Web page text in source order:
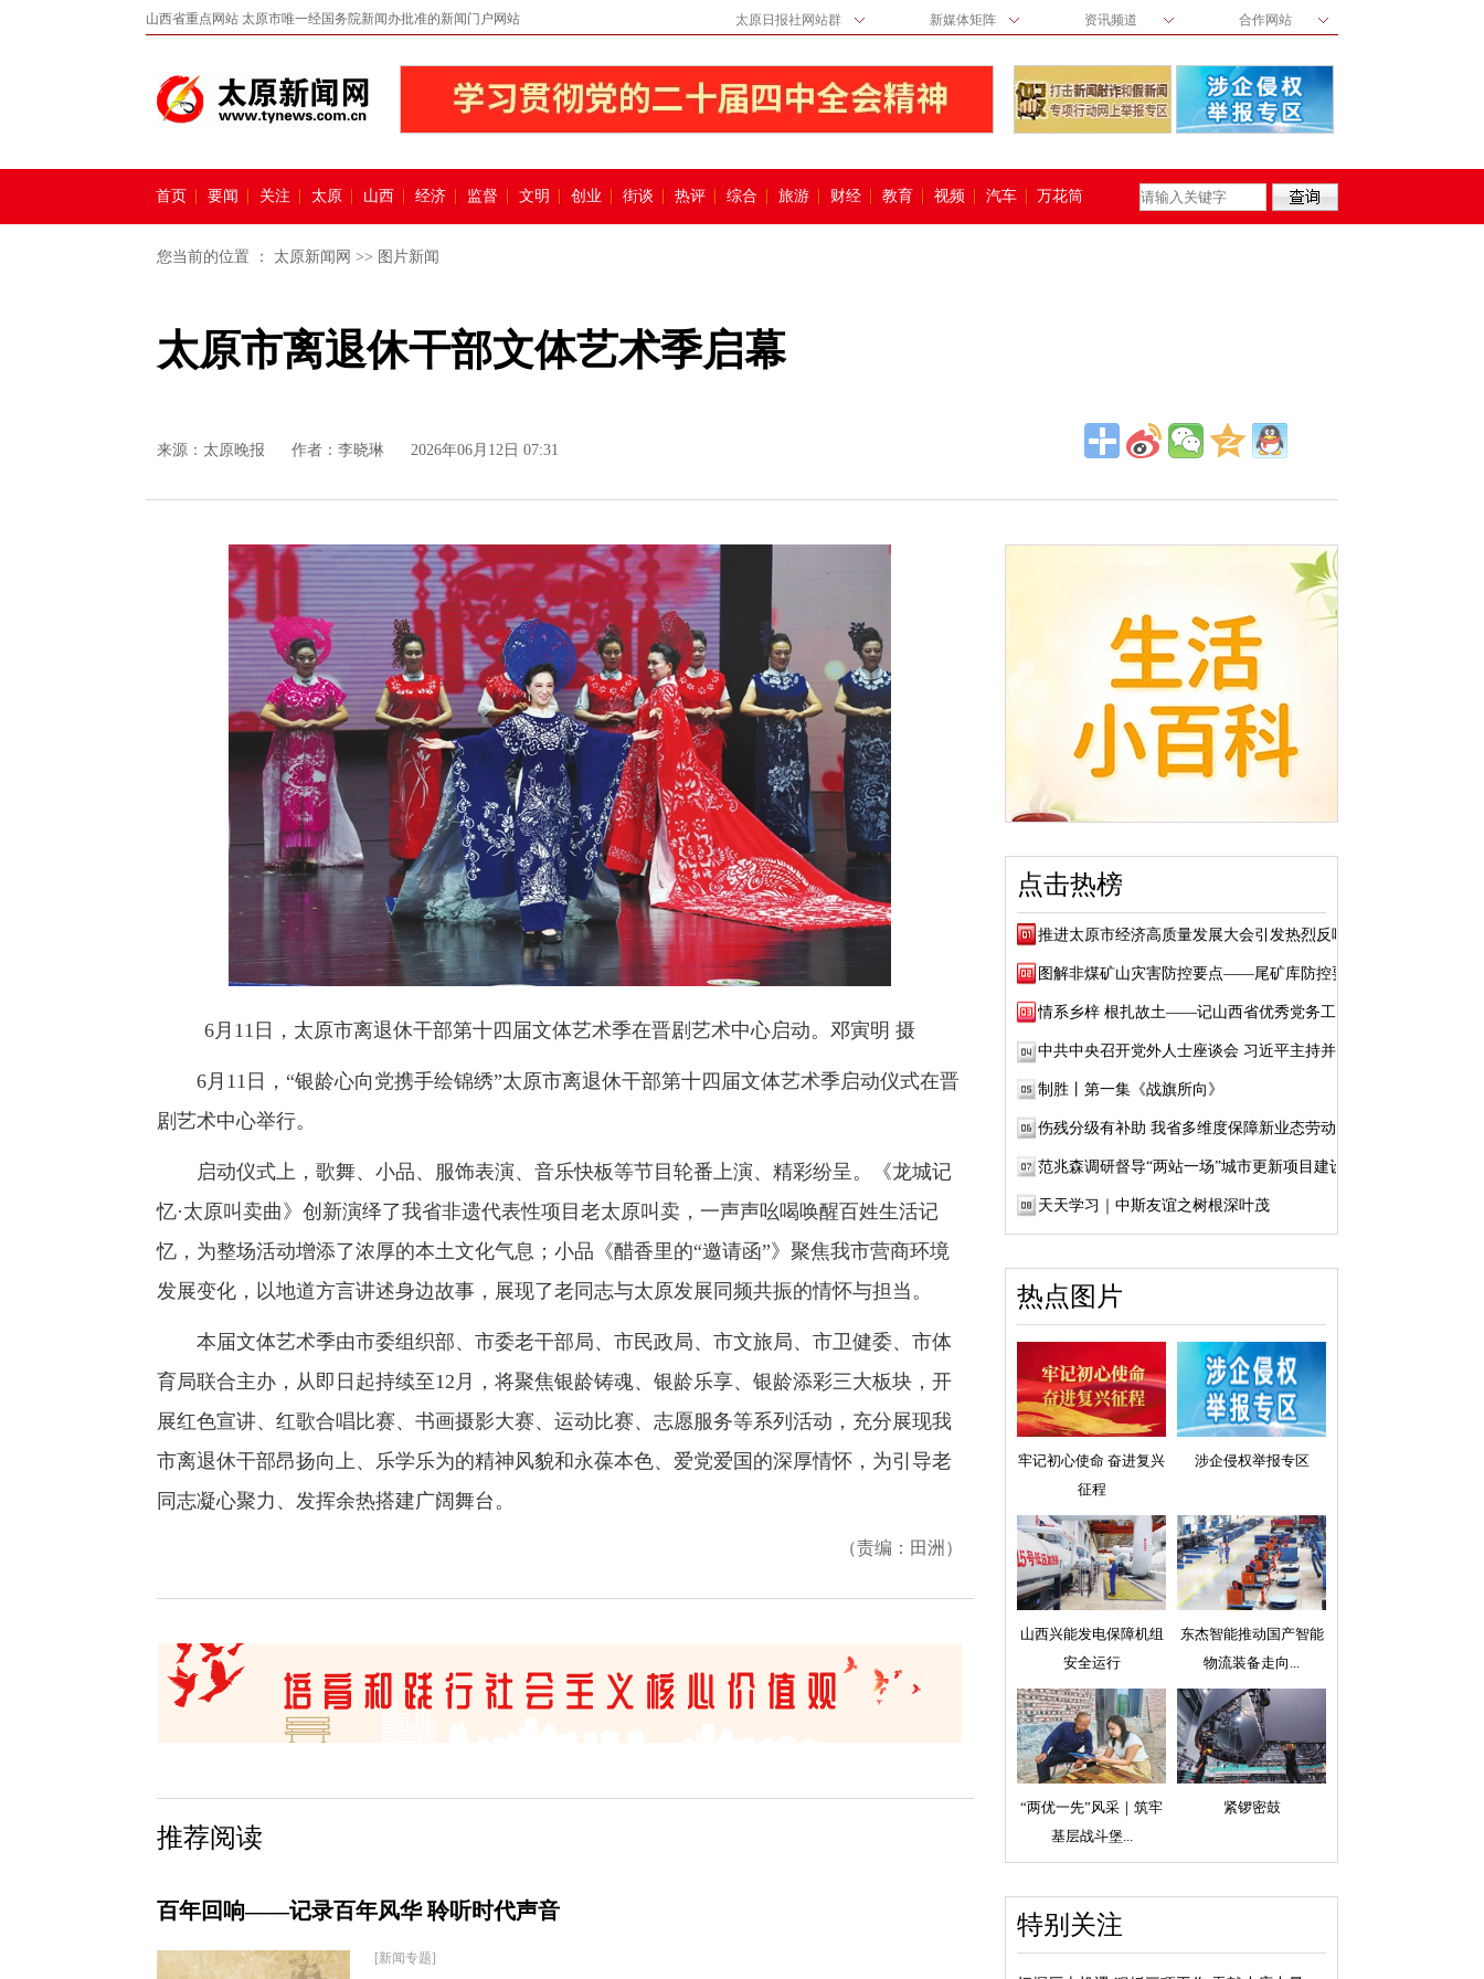
山西省重点网站 太原市唯一经国务院新闻办批准的新闻门户网站 太原日报社网站群 新媒体矩阵 资讯频道 合作网站
首页 要闻 关注 太原 山西 经济 监督 文明 创业 街谈 热评 综合 旅游 财经 教育 视频 汽车 万花筒
您当前的位置 ： 太原新闻网 >> 图片新闻
太原市离退休干部文体艺术季启幕
来源： 太原晚报 作者：李晓琳 2026年06月12日 07:31
6月11日，太原市离退休干部第十四届文体艺术季在晋剧艺术中心启动。邓寅明 摄
6月11日，“银龄心向党携手绘锦绣”太原市离退休干部第十四届文体艺术季启动仪式在晋
剧艺术中心举行。
启动仪式上，歌舞、小品、服饰表演、音乐快板等节目轮番上演、精彩纷呈。《龙城记
忆·太原叫卖曲》创新演绎了我省非遗代表性项目老太原叫卖，一声声吆喝唤醒百姓生活记
忆，为整场活动增添了浓厚的本土文化气息；小品《醋香里的“邀请函”》聚焦我市营商环境
发展变化，以地道方言讲述身边故事，展现了老同志与太原发展同频共振的情怀与担当。
本届文体艺术季由市委组织部、市委老干部局、市民政局、市文旅局、市卫健委、市体
育局联合主办，从即日起持续至12月，将聚焦银龄铸魂、银龄乐享、银龄添彩三大板块，开
展红色宣讲、红歌合唱比赛、书画摄影大赛、运动比赛、志愿服务等系列活动，充分展现我
市离退休干部昂扬向上、乐学乐为的精神风貌和永葆本色、爱党爱国的深厚情怀，为引导老
同志凝心聚力、发挥余热搭建广阔舞台。
（责编：田洲）
推荐阅读
百年回响——记录百年风华 聆听时代声音
[新闻专题]
点击热榜
推进太原市经济高质量发展大会引发热烈反响
图解非煤矿山灾害防控要点——尾矿库防控要点
情系乡梓 根扎故土——记山西省优秀党务工作...
中共中央召开党外人士座谈会 习近平主持并发...
制胜丨第一集《战旗所向》
伤残分级有补助 我省多维度保障新业态劳动者...
范兆森调研督导“两站一场”城市更新项目建设
天天学习｜中斯友谊之树根深叶茂
热点图片
牢记初心使命 奋进复兴
征程
涉企侵权举报专区
山西兴能发电保障机组
安全运行
东杰智能推动国产智能
物流装备走向...
“两优一先”风采｜筑牢
基层战斗堡...
紧锣密鼓
特别关注